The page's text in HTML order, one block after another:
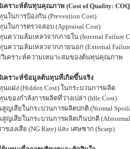
เคราะห์ต้นทุนคุณภาพ (Cost of Quality:
ในการป้องกัน (Prevention Cost)
ในการตรวจสอบ (Appraisal Cost)
ความล้มเหลวจากภายใน (Internal Failure
ความล้มเหลวจากภายนอก (External
เคราะห์ความเหมาะสมของต้นทุนคุณภาพ
เคราะห์ข้อมูลต้นทุนที่เกิดขึ้นจริง
แฝง (Hidden Cost) ในกระบวนการผลิต
ของกำลังการผลิตที่ว่างเปล่า (Idle Cost)
ญเสียในกระบวนการผลิตปกติ (Normal
ญเสียในกระบวนการผลิตเกินปกติ (Abnormal
ของเสีย (NG Rate) และ เศษซาก (Scarp)